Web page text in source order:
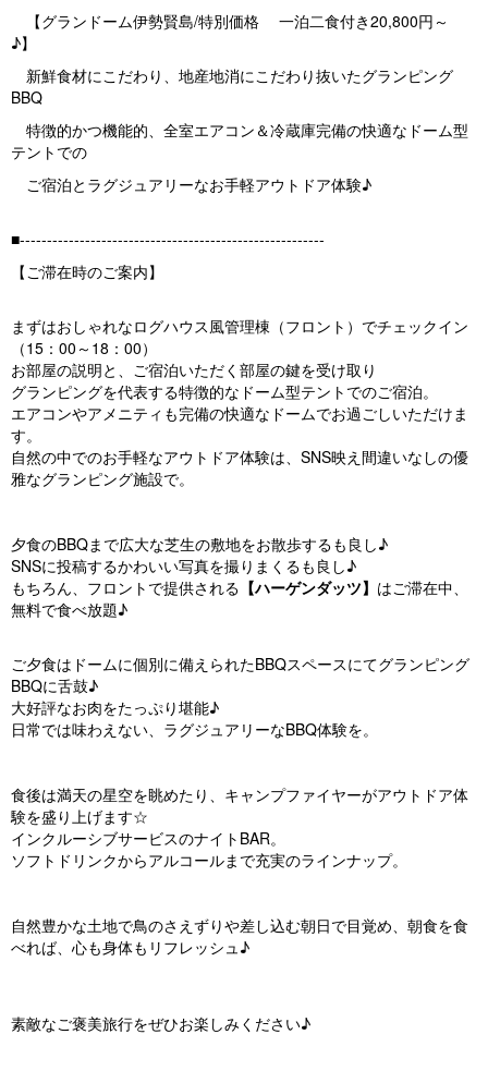
【グランドーム伊勢賢島/特別価格 一泊二食付き20,800円～
♪】
新鮮食材にこだわり、地産地消にこだわり抜いたグランピング
BBQ
特徴的かつ機能的、全室エアコン＆冷蔵庫完備の快適なドーム型
テントでの
ご宿泊とラグジュアリーなお手軽アウトドア体験♪
■--------------------------------------------------------
【ご滞在時のご案内】
まずはおしゃれなログハウス風管理棟（フロント）でチェックイン
（15：00～18：00）
お部屋の説明と、ご宿泊いただく部屋の鍵を受け取り
グランピングを代表する特徴的なドーム型テントでのご宿泊。
エアコンやアメニティも完備の快適なドームでお過ごしいただけま
す。
自然の中でのお手軽なアウトドア体験は、SNS映え間違いなしの優
雅なグランピング施設で。
夕食のBBQまで広大な芝生の敷地をお散歩するも良し♪
SNSに投稿するかわいい写真を撮りまくるも良し♪
もちろん、フロントで提供される 【ハーゲンダッツ】 はご滞在中、
無料で食べ放題♪
ご夕食はドームに個別に備えられたBBQスペースにてグランピング
BBQに舌鼓♪
大好評なお肉をたっぷり堪能♪
日常では味わえない、ラグジュアリーなBBQ体験を。
食後は満天の星空を眺めたり、キャンプファイヤーがアウトドア体
験を盛り上げます☆
インクルーシブサービスのナイトBAR。
ソフトドリンクからアルコールまで充実のラインナップ。
自然豊かな土地で鳥のさえずりや差し込む朝日で目覚め、朝食を食
べれば、心も身体もリフレッシュ♪
素敵なご褒美旅行をぜひお楽しみください♪